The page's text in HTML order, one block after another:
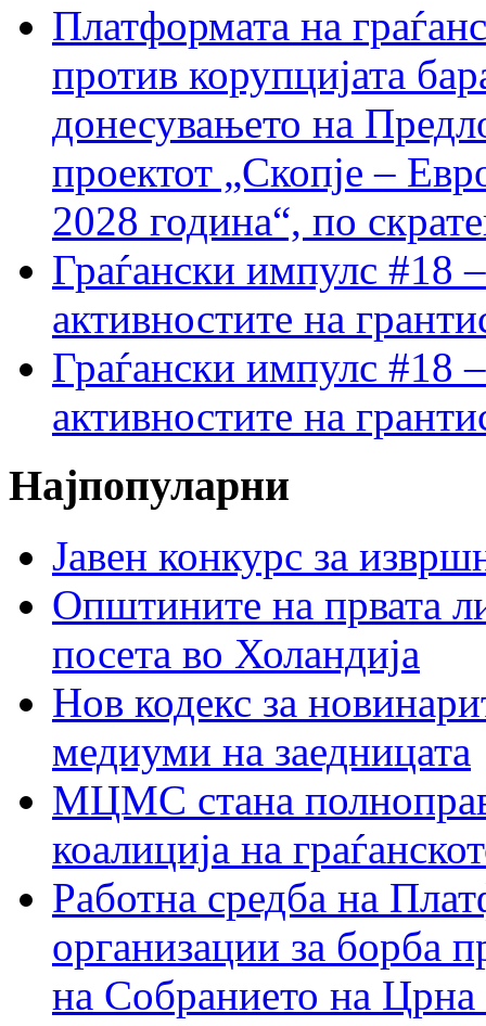
Платформата на
против корупцијата
донесувањето на
проектот „Скопје –
2028 година“, по
Граѓански импулс #18
активностите на
Граѓански импулс #18
активностите на
Најпопуларни
Јавен конкурс за
Општините на првата
посета во Холандија
Нов кодекс за
медиуми на заедницата
МЦМС стана
коалиција на
Работна средба на
организации за борба
на Собранието на Црна